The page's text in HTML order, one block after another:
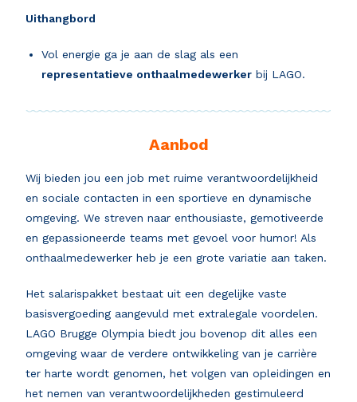
Uithangbord
Vol energie ga je aan de slag als een
representatieve onthaalmedewerker bij LAGO.
Aanbod
Wij bieden jou een job metruime verantwoordelijkheid
ensociale contacten in een sportieve en dynamische
omgeving. We streven naarenthousiaste, gemotiveerde
en gepassioneerde teamsmet gevoel voor humor! Als
onthaalmedewerker heb je een grote variatie aan taken.
Het salarispakket bestaat uit een degelijke vaste
basisvergoeding aangevuld met extralegale voordelen.
LAGO Brugge Olympia biedt jou bovenop dit alles een
omgeving waar de verdere ontwikkeling van je carrière
ter harte wordt genomen, het volgen van opleidingen en
het nemen van verantwoordelijkheden gestimuleerd